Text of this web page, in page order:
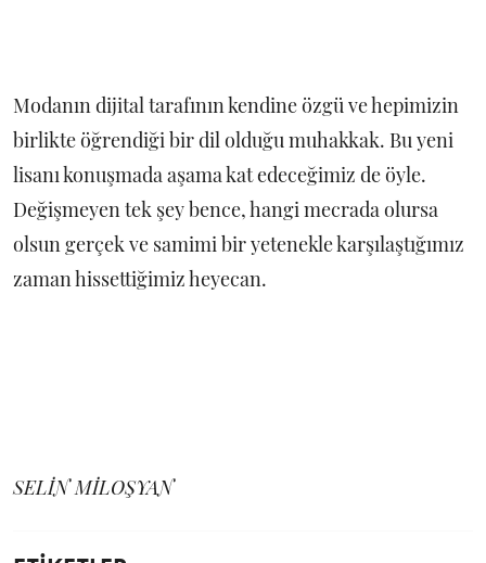
Modanın dijital tarafının kendine özgü ve hepimizin
birlikte öğrendiği bir dil olduğu muhakkak. Bu yeni
lisanı konuşmada aşama kat edeceğimiz de öyle.
Değişmeyen tek şey bence, hangi mecrada olursa
olsun gerçek ve samimi bir yetenekle karşılaştığımız
zaman hissettiğimiz heyecan.
SELİN MİLOŞYAN